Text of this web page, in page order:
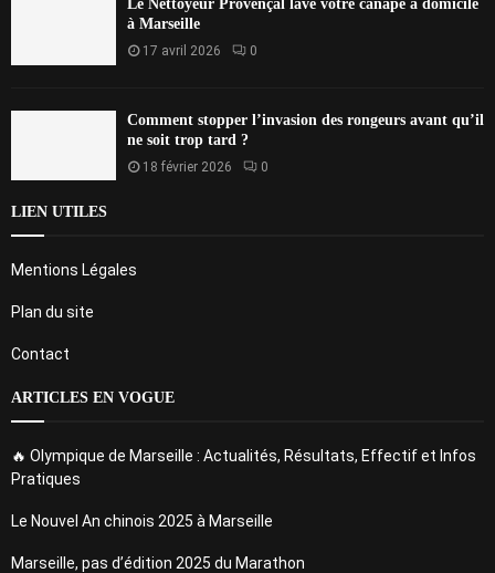
Le Nettoyeur Provençal lave votre canapé à domicile
à Marseille
17 avril 2026 0
Comment stopper l’invasion des rongeurs avant qu’il
ne soit trop tard ?
18 février 2026 0
LIEN UTILES
Mentions Légales
Plan du site
Contact
ARTICLES EN VOGUE
🔥 Olympique de Marseille : Actualités, Résultats, Effectif et Infos
Pratiques
Le Nouvel An chinois 2025 à Marseille
Marseille, pas d’édition 2025 du Marathon